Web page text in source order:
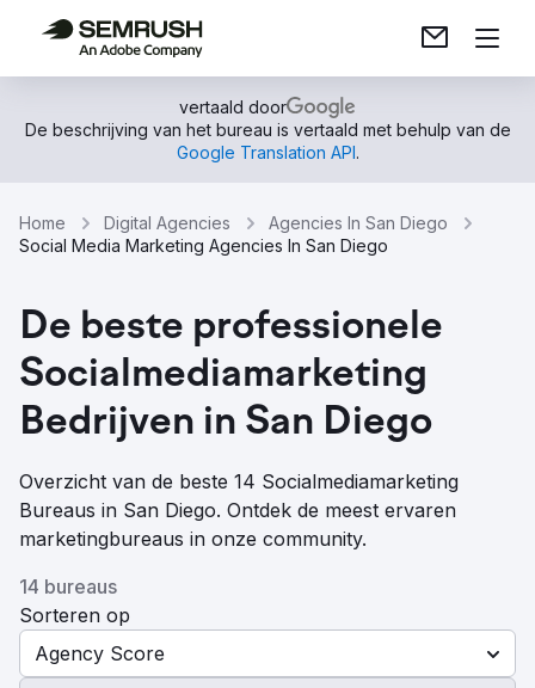
vertaald door
De beschrijving van het bureau is vertaald met behulp van de
Google Translation API.
Home Digital Agencies
Agencies In San Diego
Social Media Marketing Agencies In San Diego
De beste professionele
Socialmediamarketing
Bedrijven in San Diego
Overzicht van de beste 14 Socialmediamarketing
Bureaus in San Diego. Ontdek de meest ervaren
marketingbureaus in onze community.
14 bureaus
Sorteren op
Agency Score